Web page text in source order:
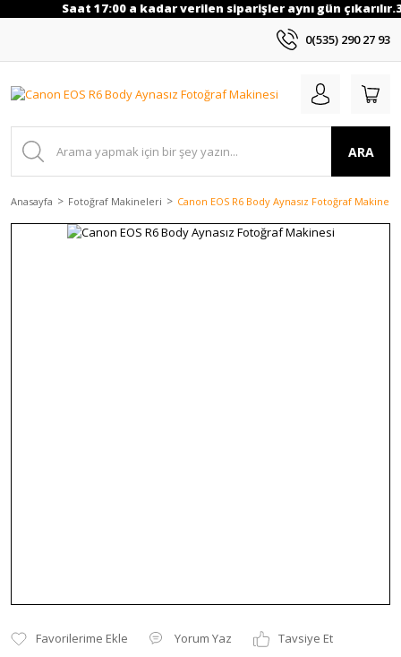
Saat 17:00 a kadar verilen siparişler aynı gün
0(535) 290 27 93
ARA
Anasayfa Fotoğraf Makineleri Canon EOS R6 Body Aynasız Fotoğraf Makinesi
Yorum Yaz
Tavsiye Et